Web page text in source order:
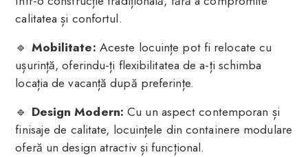
calitatea și confortul.
🔹 Mobilitate: Aceste locuințe pot fi relocate cu
ușurință, oferindu-ți flexibilitatea de a-ți schimba
locația de vacanță după preferințe.
🔹 Design Modern: Cu un aspect contemporan și
finisaje de calitate, locuințele din containere modulare
oferă un design atractiv și funcțional.